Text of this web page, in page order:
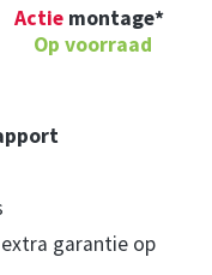
Actie montage*
Op voorraad
garantie op